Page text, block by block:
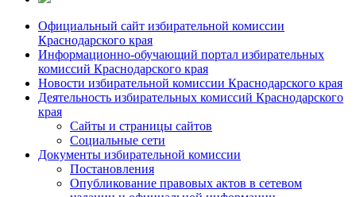
Официальный сайт избирательной комиссии
Краснодарского края
Информационно-обучающий портал избирательных
комиссий Краснодарского края
Новости избирательной комиссии Краснодарского края
Деятельность избирательных комиссий Краснодарского
края
Сайты и страницы сайтов
Социальные сети
Документы избирательной комиссии
Постановления
Опубликование правовых актов в сетевом